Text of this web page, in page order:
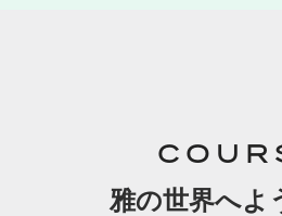
雅の世界へよ